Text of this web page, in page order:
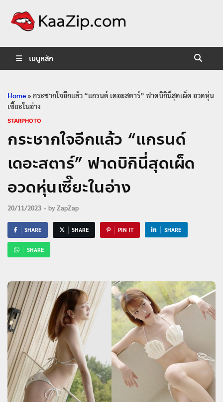
เมนูหลัก
Home»กระชากใจอีกแล้ว “แกรนด์ เดอะสตาร์” ฟาดบิกินี่สุดเผ็ด อวดหุ่น
เซี๊ยะในอ่าง
STARPHOTO
กระชากใจอีกแล้ว “แกรนด์
เดอะสตาร์” ฟาดบิกินี่สุดเผ็ด
อวดหุ่นเซี๊ยะในอ่าง
20/11/2023 - by ZapZap
SHARE SHARE PIN IT SHARE
SHARE